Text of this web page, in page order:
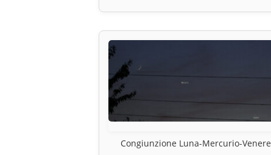
Congiunzione Luna-Mercurio-Venere